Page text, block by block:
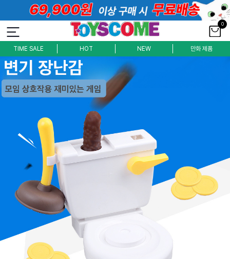
0
TIME SALE HOT NEW 만화 제품